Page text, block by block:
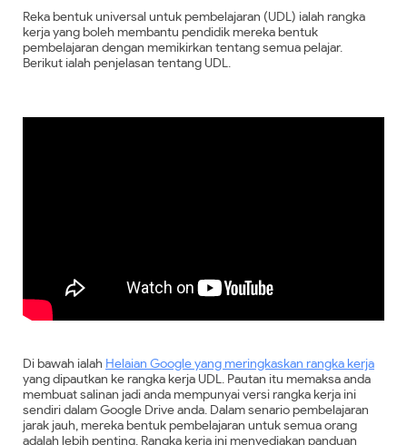
Reka bentuk universal untuk pembelajaran (UDL) ialah rangka
kerja yang boleh membantu pendidik mereka bentuk
pembelajaran dengan memikirkan tentang semua pelajar.
Berikut ialah penjelasan tentang UDL.
Di bawah ialah Helaian Google yang meringkaskan rangka kerja
yang dipautkan ke rangka kerja UDL. Pautan itu memaksa anda
membuat salinan jadi anda mempunyai versi rangka kerja ini
sendiri dalam Google Drive anda. Dalam senario pembelajaran
jarak jauh, mereka bentuk pembelajaran untuk semua orang
adalah lebih penting. Rangka kerja ini menyediakan panduan